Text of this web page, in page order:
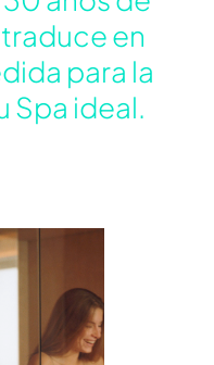
en
para la
Spa ideal.